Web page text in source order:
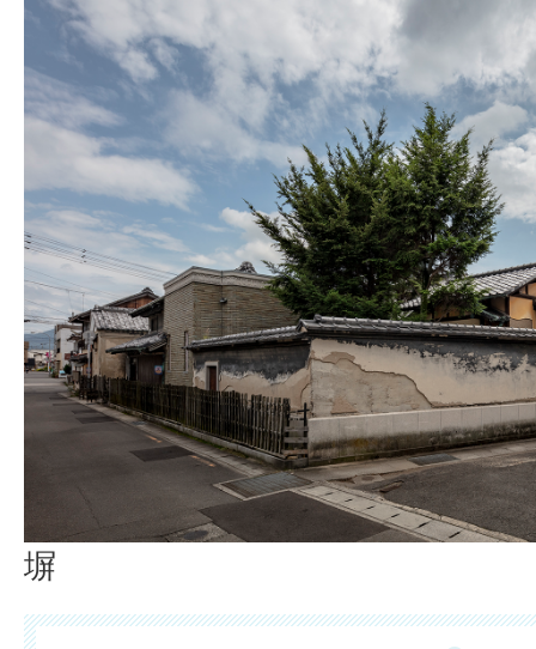
塀